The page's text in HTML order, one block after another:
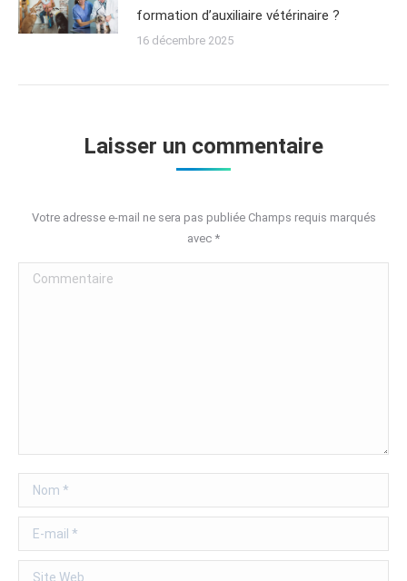
formation d’auxiliaire vétérinaire ?
16 décembre 2025
Laisser un commentaire
Votre adresse e-mail ne sera pas publiée Champs requis marqués
avec *
Commentaire
Nom *
E-mail *
Site Web